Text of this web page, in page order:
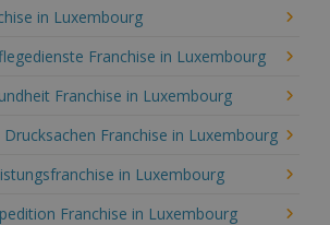
in Luxembourg
Franchise in Luxembourg
Franchise in Luxembourg
Franchise in Luxembourg
in Luxembourg
Franchise in Luxembourg